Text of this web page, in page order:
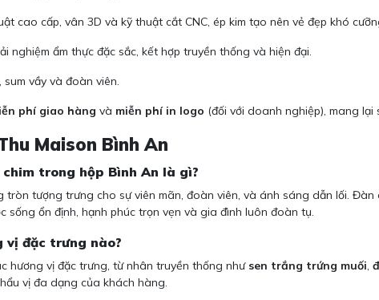
cao cấp, vân 3D và kỹ thuật cắt CNC, ép kim tạo nên vẻ đẹp khó
nghiệm ẩm thực đặc sắc, kết hợp truyền thống và hiện đại.
vầy và đoàn viên.
phí giao hàng và miễn phí in logo (đối với doanh nghiệp), mang lại
Maison Bình An
trong hộp Bình An là gì?
tượng trưng cho sự viên mãn, đoàn viên, và ánh sáng dẫn lối. Đàn
sống ổn định, hạnh phúc trọn vẹn và gia đình luôn đoàn tụ.
vị đặc trưng nào?
hương vị đặc trưng, từ nhân truyền thống như sen trắng trứng muối,
vị đa dạng của khách hàng.